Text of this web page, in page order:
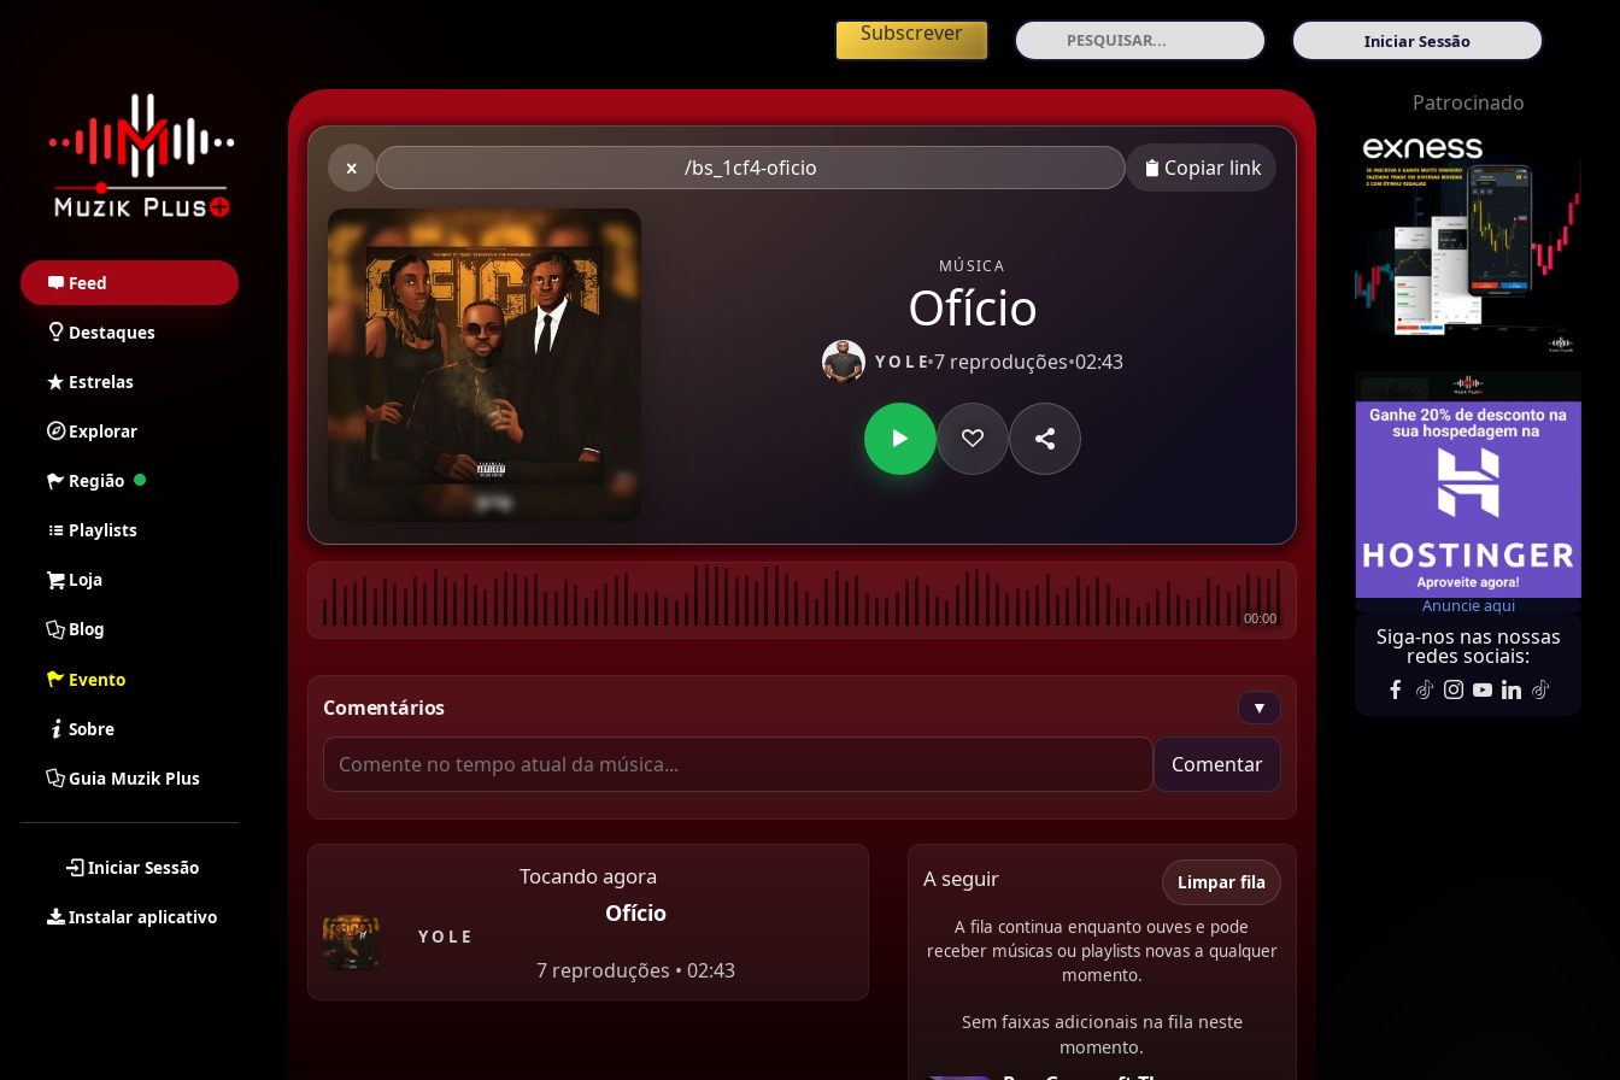
Muzik Plus AO - Streaming de Música Angolana
Feed
Destaques
Estrelas
Explorar
Região
Playlists
Loja
Blog
Evento
Sobre
Guia Muzik Plus
Iniciar Sessão
Instalar aplicativo
Subscrever Iniciar Sessão
/bs_1cf4-oficio Copiar link
MÚSICA
Ofício
Y O L E•7 reproduções•02:43
00:00
Comentários ▼
Comentar
Tocando agora
Ofício
Y O L E
7 reproduções • 02:43
A seguir Limpar fila
A fila continua enquanto ouves e pode
receber músicas ou playlists novas a qualquer
momento.
Sem faixas adicionais na fila neste
momento.
Patrocinado
Anuncie aqui
Siga-nos nas nossas
redes sociais: